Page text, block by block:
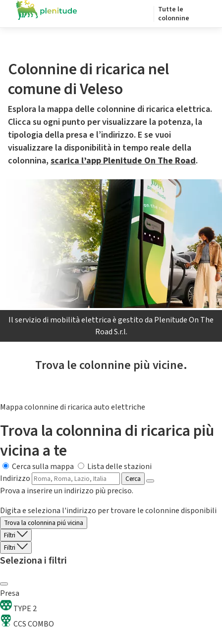
Tutte le
colonnine
Colonnine di ricarica nel
comune di Veleso
Esplora la mappa delle colonnine di ricarica elettrica.
Clicca su ogni punto per visualizzare la potenza, la
tipologia della presa e l’indirizzo. E se vuoi
visualizzare la disponibilità in tempo reale della
colonnina, scarica l’app Plenitude On The Road.
Il servizio di mobilità elettrica è gestito da Plenitude On The
Road S.r.l.
Trova le colonnine più vicine.
Mappa colonnine di ricarica auto elettriche
Trova la colonnina di ricarica più
vicina a te
Cerca sulla mappa
Lista delle stazioni
Indirizzo
Cerca
Prova a inserire un indirizzo più preciso.
Digita e seleziona l'indirizzo per trovare le colonnine disponibili
Trova la colonnina piú vicina
Filtri
Filtri
Seleziona i filtri
Presa
TYPE 2
CCS COMBO